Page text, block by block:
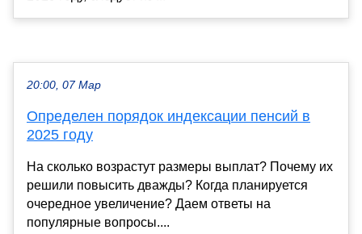
20:00, 07 Мар
Определен порядок индексации пенсий в
2025 году
На сколько возрастут размеры выплат? Почему их
решили повысить дважды? Когда планируется
очередное увеличение? Даем ответы на
популярные вопросы....